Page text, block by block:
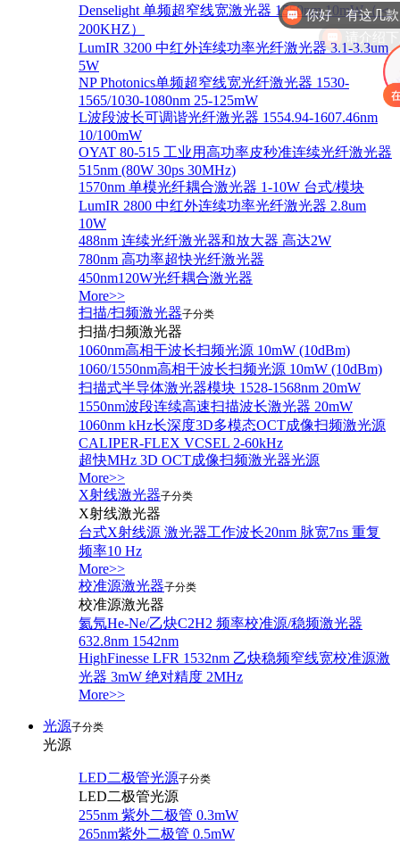
Denselight 单频超窄线宽激光器 1550nm 10mW（＜
200KHZ）
LumIR 3200 中红外连续功率光纤激光器 3.1-3.3um
5W
NP Photonics单频超窄线宽光纤激光器 1530-
1565/1030-1080nm 25-125mW
L波段波长可调谐光纤激光器 1554.94-1607.46nm
10/100mW
OYAT 80-515 工业用高功率皮秒准连续光纤激光器
515nm (80W 30ps 30MHz)
1570nm 单模光纤耦合激光器 1-10W 台式/模块
LumIR 2800 中红外连续功率光纤激光器 2.8um
10W
488nm 连续光纤激光器和放大器 高达2W
780nm 高功率超快光纤激光器
450nm120W光纤耦合激光器
More>>
扫描/扫频激光器子分类
扫描/扫频激光器
1060nm高相干波长扫频光源 10mW (10dBm)
1060/1550nm高相干波长扫频光源 10mW (10dBm)
扫描式半导体激光器模块 1528-1568nm 20mW
1550nm波段连续高速扫描波长激光器 20mW
1060nm kHz长深度3D多模态OCT成像扫频激光源
CALIPER-FLEX VCSEL 2-60kHz
超快MHz 3D OCT成像扫频激光器光源
More>>
X射线激光器子分类
X射线激光器
台式X射线源 激光器工作波长20nm 脉宽7ns 重复
频率10 Hz
More>>
校准源激光器子分类
校准源激光器
氦氖He-Ne/乙炔C2H2 频率校准源/稳频激光器
632.8nm 1542nm
HighFinesse LFR 1532nm 乙炔稳频窄线宽校准源激
光器 3mW 绝对精度 2MHz
More>>
光源子分类
光源
LED二极管光源子分类
LED二极管光源
255nm 紫外二极管 0.3mW
265nm紫外二极管 0.5mW
请介绍